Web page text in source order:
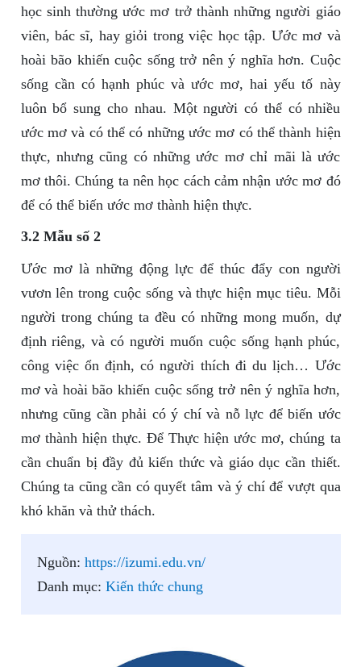
học sinh thường ước mơ trở thành những người giáo
viên, bác sĩ, hay giỏi trong việc học tập. Ước mơ và
hoài bão khiến cuộc sống trở nên ý nghĩa hơn. Cuộc
sống cần có hạnh phúc và ước mơ, hai yếu tố này
luôn bổ sung cho nhau. Một người có thể có nhiều
ước mơ và có thể có những ước mơ có thể thành hiện
thực, nhưng cũng có những ước mơ chỉ mãi là ước
mơ thôi. Chúng ta nên học cách cảm nhận ước mơ đó
để có thể biến ước mơ thành hiện thực.
3.2 Mẫu số 2
Ước mơ là những động lực để thúc đẩy con người
vươn lên trong cuộc sống và thực hiện mục tiêu. Mỗi
người trong chúng ta đều có những mong muốn, dự
định riêng, và có người muốn cuộc sống hạnh phúc,
công việc ổn định, có người thích đi du lịch… Ước
mơ và hoài bão khiến cuộc sống trở nên ý nghĩa hơn,
nhưng cũng cần phải có ý chí và nỗ lực để biến ước
mơ thành hiện thực. Để Thực hiện ước mơ, chúng ta
cần chuẩn bị đầy đủ kiến thức và giáo dục cần thiết.
Chúng ta cũng cần có quyết tâm và ý chí để vượt qua
khó khăn và thử thách.
Nguồn: https://izumi.edu.vn/
Danh mục: Kiến thức chung